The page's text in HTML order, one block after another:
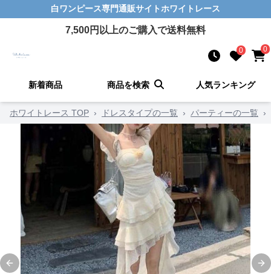
白ワンピース専門通販サイトホワイトレース
7,500円以上のご購入で送料無料
0 0
新着商品 商品を検索 人気ランキング
ホワイトレース TOP › ドレスタイプの一覧 › パーティーの一覧 ›
Previous slide